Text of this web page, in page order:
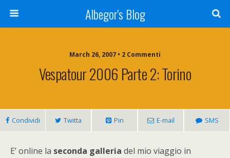
Albegor's Blog
March 26, 2007 • 2 Commenti
Vespatour 2006 Parte 2: Torino
Condividi Twitta Pin E-mail SMS
E’ online la seconda galleria del mio viaggio in